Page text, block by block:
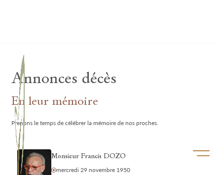
Ouvrir/
Annonces décès
En leur mémoire
Prenons le temps de célébrer la mémoire de nos proches.
Monsieur Francis DOZO
mercredi 29 novembre 1950